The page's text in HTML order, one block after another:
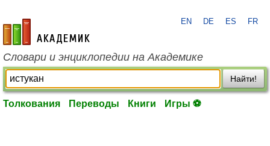
academic.ru
EN DE ES FR
Словари и энциклопедии на Академике
Найти!
Толкования Переводы Книги Игры ⚽